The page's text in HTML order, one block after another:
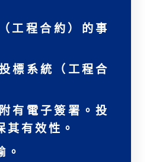
工程合約）的事
標系統（工程合
有電子簽署。投
有效性。
。